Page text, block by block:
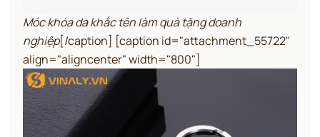
Móc khóa da khắc tên làm quà tặng doanh
nghiệp[/caption] [caption id="attachment_55722"
align="aligncenter" width="800"]